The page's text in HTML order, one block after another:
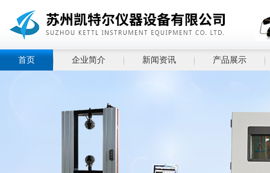
首页 企业简介 新闻资讯 产品展示